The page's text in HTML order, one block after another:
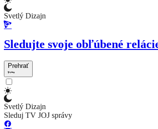
Svetlý Dizajn
Sledujte svoje obľúbené
Prehrať
Svetlý Dizajn
Sleduj TV JOJ správy